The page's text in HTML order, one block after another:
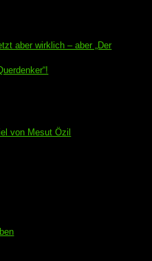
aber wirklich – aber „Der
von Mesut Özil